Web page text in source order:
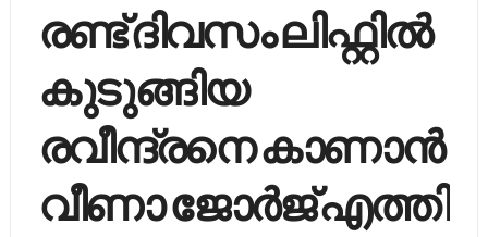
രണ്ട് ദിവസം ലിഫ്റ്റില്‍
കുടുങ്ങിയ
രവീന്ദ്രനെ കാണാൻ
വീണാ ജോർജ് എത്തി